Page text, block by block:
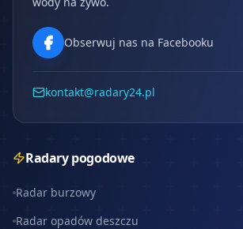
Obserwuj nas na Facebooku
kontakt@radary24.pl
Radary pogodowe
Radar burzowy
Radar opadów deszczu